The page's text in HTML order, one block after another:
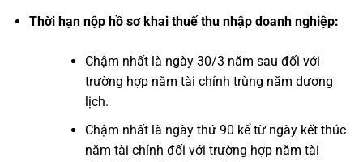
Thời hạn nộp hồ sơ khai thuế thu nhập doanh nghiệp:
Chậm nhất là ngày 30/3 năm sau đối với
trường hợp năm tài chính trùng năm dương
lịch.
Chậm nhất là ngày thứ 90 kể từ ngày kết thúc
năm tài chính đối với trường hợp năm tài